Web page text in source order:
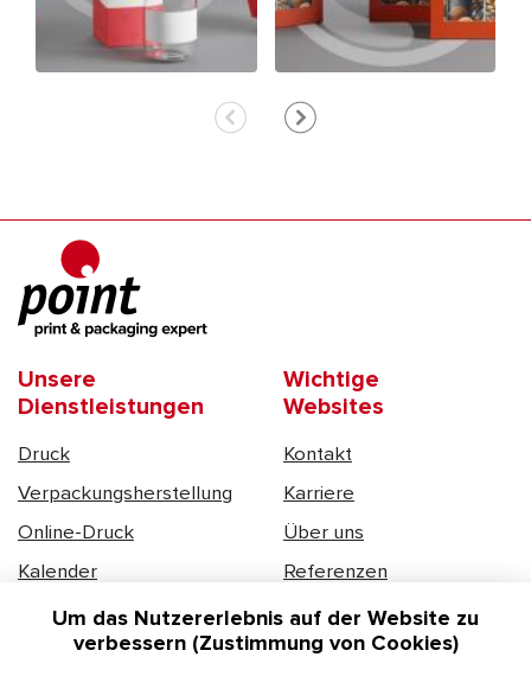
Unsere
Dienstleistungen
Druck
Verpackungsherstellung
Online-Druck
Kalender
Wichtige
Websites
Kontakt
Karriere
Über uns
Referenzen
DSGVO
Um das Nutzererlebnis auf der Website zu
verbessern (Zustimmung von Cookies)